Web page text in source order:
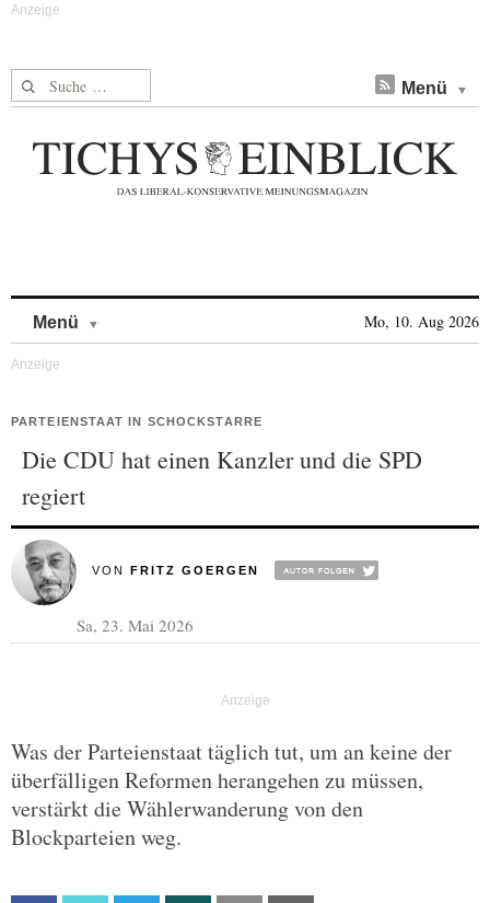
Suche nach: Menü
Menü Mo, 10. Aug 2026
PARTEIENSTAAT IN SCHOCKSTARRE
Die CDU hat einen Kanzler und die SPD
regiert
VON FRITZ GOERGEN
Sa, 23. Mai 2026
Was der Parteienstaat täglich tut, um an keine der
überfälligen Reformen herangehen zu müssen,
verstärkt die Wählerwanderung von den
Blockparteien weg.